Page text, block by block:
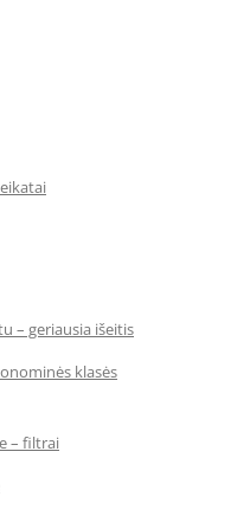
– geriausia išeitis
klasės
– filtrai